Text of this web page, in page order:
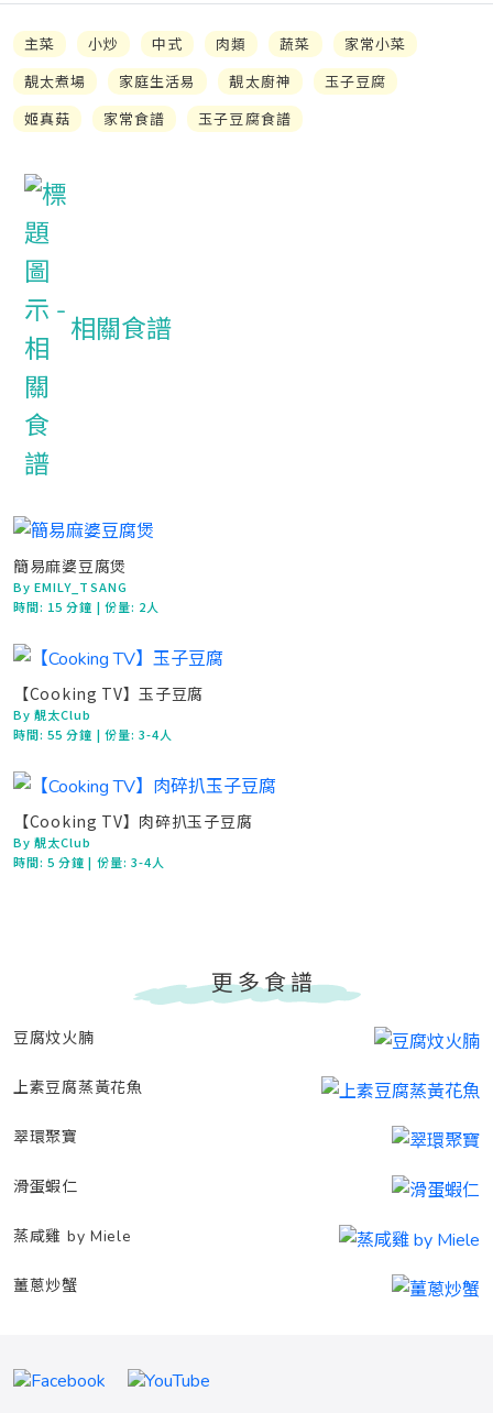
主菜 小炒 中式 肉類 蔬菜
家常小菜
靚太煮場
家庭生活易 靚太廚神
玉子豆腐
姬真菇
家常食譜 玉子豆腐食譜
相關食譜
簡易麻婆豆腐煲
By EMILY_TSANG
時間: 15 分鐘 | 份量: 2人
【Cooking TV】玉子豆腐
By 靚太Club
時間:55 分鐘 | 份量: 3-4人
【Cooking TV】肉碎扒玉子豆腐
By 靚太Club
時間:5 分鐘| 份量: 3-4人
更多食譜
豆腐炆火腩
上素豆腐蒸黃花魚
翠環聚寶
滑蛋蝦仁
蒸咸雞 by Miele
薑蔥炒蟹